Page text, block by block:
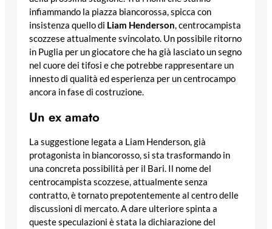
infiammando la piazza biancorossa, spicca con
insistenza quello di Liam Henderson, centrocampista
scozzese attualmente svincolato. Un possibile ritorno
in Puglia per un giocatore che ha già lasciato un segno
nel cuore dei tifosi e che potrebbe rappresentare un
innesto di qualità ed esperienza per un centrocampo
ancora in fase di costruzione.
Un ex amato
La suggestione legata a Liam Henderson, già
protagonista in biancorosso, si sta trasformando in
una concreta possibilità per il Bari. Il nome del
centrocampista scozzese, attualmente senza
contratto, è tornato prepotentemente al centro delle
discussioni di mercato. A dare ulteriore spinta a
queste speculazioni è stata la dichiarazione del